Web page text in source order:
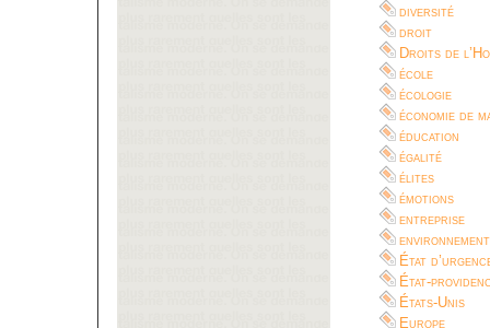
diversité
droit
Droits de
école
écologie
économie de
éducation
égalité
élites
émotions
entreprise
environnement
État
État-
États-Unis
Europe